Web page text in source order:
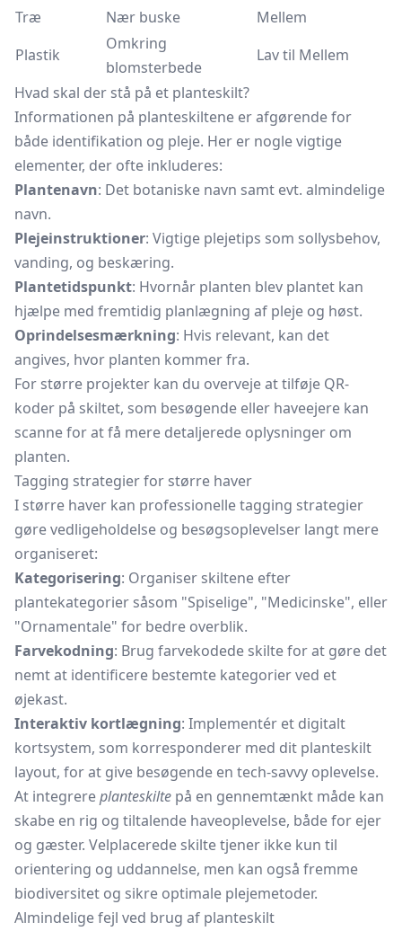
Træ
Nær buske
Mellem
Plastik
Omkring
blomsterbede
Lav til Mellem
Hvad skal der stå på et planteskilt?
Informationen på planteskiltene er afgørende for
både identifikation og pleje. Her er nogle vigtige
elementer, der ofte inkluderes:
Plantenavn: Det botaniske navn samt evt. almindelige
navn.
Plejeinstruktioner: Vigtige plejetips som sollysbehov,
vanding, og beskæring.
Plantetidspunkt: Hvornår planten blev plantet kan
hjælpe med fremtidig planlægning af pleje og høst.
Oprindelsesmærkning: Hvis relevant, kan det
angives, hvor planten kommer fra.
For større projekter kan du overveje at tilføje QR-
koder på skiltet, som besøgende eller haveejere kan
scanne for at få mere detaljerede oplysninger om
planten.
Tagging strategier for større haver
I større haver kan professionelle tagging strategier
gøre vedligeholdelse og besøgsoplevelser langt mere
organiseret:
Kategorisering: Organiser skiltene efter
plantekategorier såsom "Spiselige", "Medicinske", eller
"Ornamentale" for bedre overblik.
Farvekodning: Brug farvekodede skilte for at gøre det
nemt at identificere bestemte kategorier ved et
øjekast.
Interaktiv kortlægning: Implementér et digitalt
kortsystem, som korresponderer med dit planteskilt
layout, for at give besøgende en tech-savvy oplevelse.
At integrereplanteskilte på en gennemtænkt måde kan
skabe en rig og tiltalende haveoplevelse, både for ejer
og gæster. Velplacerede skilte tjener ikke kun til
orientering og uddannelse, men kan også fremme
biodiversitet og sikre optimale plejemetoder.
Almindelige fejl ved brug af planteskilt